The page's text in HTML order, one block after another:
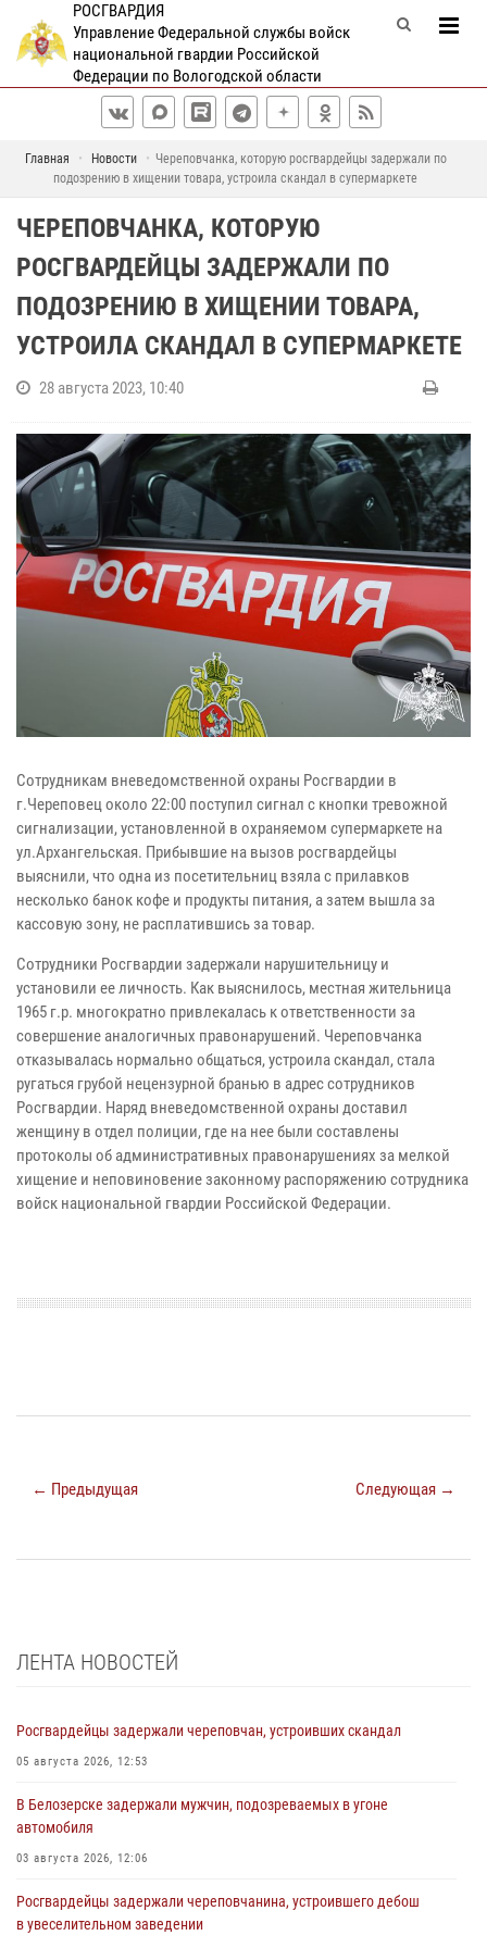
РОСГВАРДИЯ
Управление Федеральной службы войск
национальной гвардии Российской
Федерации по Вологодской области
Главная Новости
Череповчанка, которую росгвардейцы задержали по
подозрению в хищении товара, устроила скандал в супермаркете
ЧЕРЕПОВЧАНКА, КОТОРУЮ
РОСГВАРДЕЙЦЫ ЗАДЕРЖАЛИ ПО
ПОДОЗРЕНИЮ В ХИЩЕНИИ ТОВАРА,
УСТРОИЛА СКАНДАЛ В СУПЕРМАРКЕТЕ
28 августа 2023, 10:40
Сотрудникам вневедомственной охраны Росгвардии в
г.Череповец около 22:00 поступил сигнал с кнопки тревожной
сигнализации, установленной в охраняемом супермаркете на
ул.Архангельская. Прибывшие на вызов росгвардейцы
выяснили, что одна из посетительниц взяла с прилавков
несколько банок кофе и продукты питания, а затем вышла за
кассовую зону, не расплатившись за товар.
Сотрудники Росгвардии задержали нарушительницу и
установили ее личность. Как выяснилось, местная жительница
1965 г.р. многократно привлекалась к ответственности за
совершение аналогичных правонарушений. Череповчанка
отказывалась нормально общаться, устроила скандал, стала
ругаться грубой нецензурной бранью в адрес сотрудников
Росгвардии. Наряд вневедомственной охраны доставил
женщину в отдел полиции, где на нее были составлены
протоколы об административных правонарушениях за мелкой
хищение и неповиновение законному распоряжению сотрудника
войск национальной гвардии Российской Федерации.
← Предыдущая Следующая →
ЛЕНТА НОВОСТЕЙ
Росгвардейцы задержали череповчан, устроивших скандал
05 августа 2026, 12:53
В Белозерске задержали мужчин, подозреваемых в угоне
автомобиля
03 августа 2026, 12:06
Росгвардейцы задержали череповчанина, устроившего дебош
в увеселительном заведении